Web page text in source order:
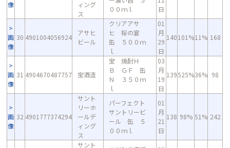
像
ィング
ス
００ｍｌ
日
画
像
30 4901004056924
アサヒ
ビール
クリアアサ
ヒ 桜の宴
缶 ５００ｍ
ｌ
01
月
29
日
140101%11% 168
画
像
31 4904670487757 宝酒造
宝 焼酎Ｈ
Ｂ ＧＦ 缶
Ｎ ３５０ｍ
ｌ
03
月
19
日
139525%36% 98
画
像
32 4901777374294
サント
リーホ
ールデ
ィング
ス
パーフェクト
サントリービ
ール 缶 ５
００ｍｌ
01
月
21
日
138 98% 51% 242
サント